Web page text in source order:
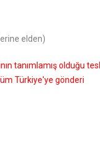
elden)
tanımlamış olduğu
Türkiye'ye gönderi